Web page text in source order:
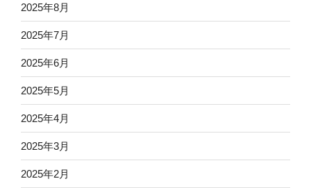
2025年8月
2025年7月
2025年6月
2025年5月
2025年4月
2025年3月
2025年2月